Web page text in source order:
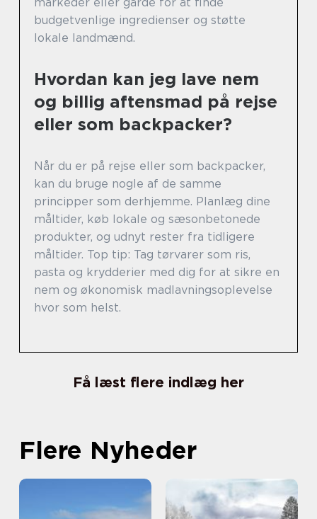
markeder eller gårde for at finde
budgetvenlige ingredienser og støtte
lokale landmænd.
Hvordan kan jeg lave nem
og billig aftensmad på rejse
eller som backpacker?
Når du er på rejse eller som backpacker,
kan du bruge nogle af de samme
principper som derhjemme. Planlæg dine
måltider, køb lokale og sæsonbetonede
produkter, og udnyt rester fra tidligere
måltider. Top tip: Tag tørvarer som ris,
pasta og krydderier med dig for at sikre en
nem og økonomisk madlavningsoplevelse
hvor som helst.
Få læst flere indlæg her
Flere Nyheder